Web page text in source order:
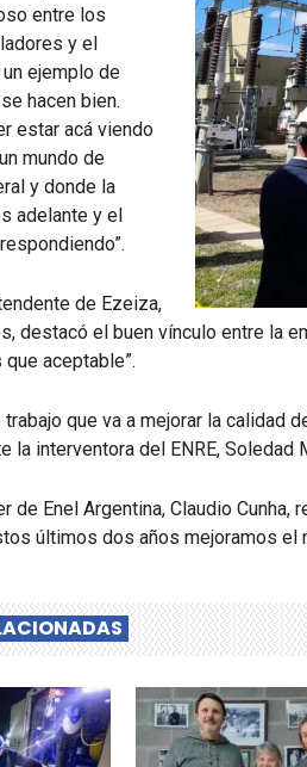
entre los
y el
ejemplo de
hacen bien.
estar acá viendo
mundo de
y donde la
adelante y el
de Ezeiza,
destacó el buen vínculo entre la
aceptable”.
que va a mejorar la calidad
la interventora del ENRE, Soledad
de Enel Argentina, Claudio
últimos dos años mejoramos el